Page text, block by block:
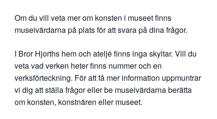
Om du vill veta mer om konsten i museet finns
museivärdarna på plats för att svara på dina frågor.
I Bror Hjorths hem och ateljé finns inga skyltar. Vill du
veta vad verken heter finns nummer och en
verksförteckning. För att få mer information uppmuntrar
vi dig att ställa frågor eller be museivärdarna berätta
om konsten, konstnären eller museet.